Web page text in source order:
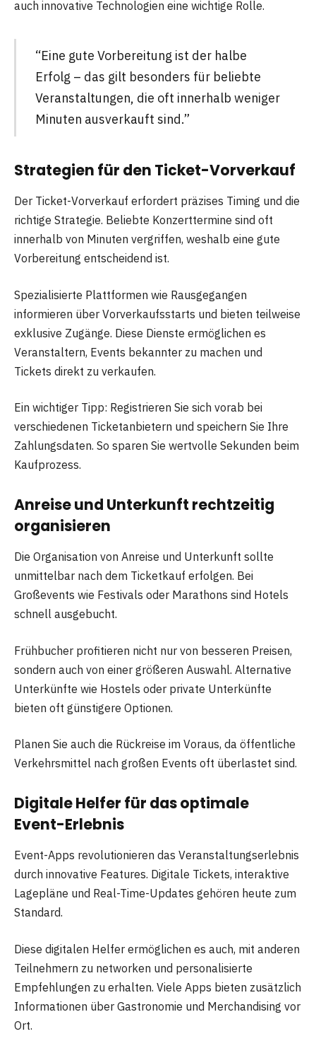
auch innovative Technologien eine wichtige Rolle.
“Eine gute Vorbereitung ist der halbe
Erfolg – das gilt besonders für beliebte
Veranstaltungen, die oft innerhalb weniger
Minuten ausverkauft sind.”
Strategien für den Ticket-Vorverkauf
Der Ticket-Vorverkauf erfordert präzises Timing und die
richtige Strategie. Beliebte Konzerttermine sind oft
innerhalb von Minuten vergriffen, weshalb eine gute
Vorbereitung entscheidend ist.
Spezialisierte Plattformen wie Rausgegangen
informieren über Vorverkaufsstarts und bieten teilweise
exklusive Zugänge. Diese Dienste ermöglichen es
Veranstaltern, Events bekannter zu machen und
Tickets direkt zu verkaufen.
Ein wichtiger Tipp: Registrieren Sie sich vorab bei
verschiedenen Ticketanbietern und speichern Sie Ihre
Zahlungsdaten. So sparen Sie wertvolle Sekunden beim
Kaufprozess.
Anreise und Unterkunft rechtzeitig
organisieren
Die Organisation von Anreise und Unterkunft sollte
unmittelbar nach dem Ticketkauf erfolgen. Bei
Großevents wie Festivals oder Marathons sind Hotels
schnell ausgebucht.
Frühbucher profitieren nicht nur von besseren Preisen,
sondern auch von einer größeren Auswahl. Alternative
Unterkünfte wie Hostels oder private Unterkünfte
bieten oft günstigere Optionen.
Planen Sie auch die Rückreise im Voraus, da öffentliche
Verkehrsmittel nach großen Events oft überlastet sind.
Digitale Helfer für das optimale
Event-Erlebnis
Event-Apps revolutionieren das Veranstaltungserlebnis
durch innovative Features. Digitale Tickets, interaktive
Lagepläne und Real-Time-Updates gehören heute zum
Standard.
Diese digitalen Helfer ermöglichen es auch, mit anderen
Teilnehmern zu networken und personalisierte
Empfehlungen zu erhalten. Viele Apps bieten zusätzlich
Informationen über Gastronomie und Merchandising vor
Ort.